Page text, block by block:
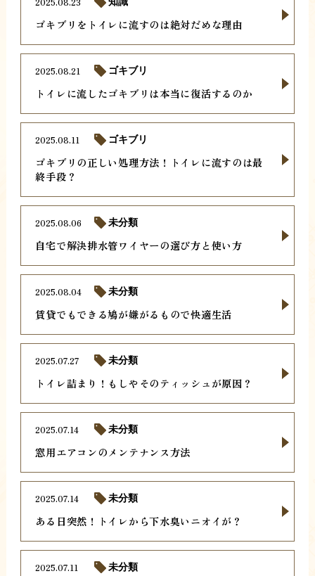
ゴキブリをトイレに流すのは絶対だめな理由
トイレに流したゴキブリは本当に復活するのか
2025.08.21 ゴキブリ
ゴキブリの正しい処理方法！トイレに流すのは最
終手段？
2025.08.11 ゴキブリ
自宅で解決排水管ワイヤーの選び方と使い方
2025.08.06 未分類
賃貸でもできる鳩が嫌がるもので快適生活
2025.08.04 未分類
トイレ詰まり！もしやそのティッシュが原因？
2025.07.27 未分類
窓用エアコンのメンテナンス方法
2025.07.14 未分類
ある日突然！トイレから下水臭いニオイが？
2025.07.14 未分類
2025.07.11 未分類